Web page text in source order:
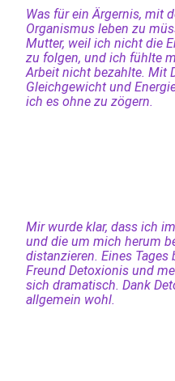
Was für ein Ärgernis, mit
Organismus leben zu
Mutter, weil ich nicht die
zu folgen, und ich fühlte
Arbeit nicht bezahlte. Mit
Gleichgewicht und
ich es ohne zu zögern.
Mir wurde klar, dass ich
und die um mich herum
distanzieren. Eines
Freund Detoxionis und
sich dramatisch. Dank
allgemein wohl.